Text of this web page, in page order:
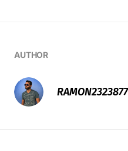
AUTHOR